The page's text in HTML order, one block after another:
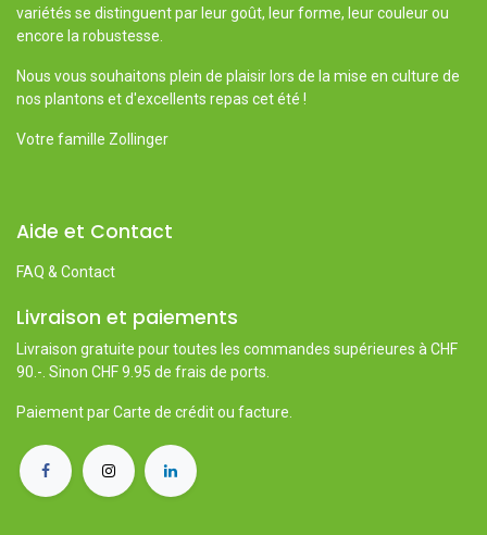
variétés se distinguent par leur goût, leur forme, leur couleur ou
encore la robustesse.
Nous vous souhaitons plein de plaisir lors de la mise en culture de
nos plantons et d'excellents repas cet été !
Votre famille Zollinger
Aide et Contact
FAQ & Contact
Livraison et paiements
Livraison gratuite pour toutes les commandes supérieures à CHF
90.-. Sinon CHF 9.95 de frais de ports.
Paiement par Carte de crédit ou facture.